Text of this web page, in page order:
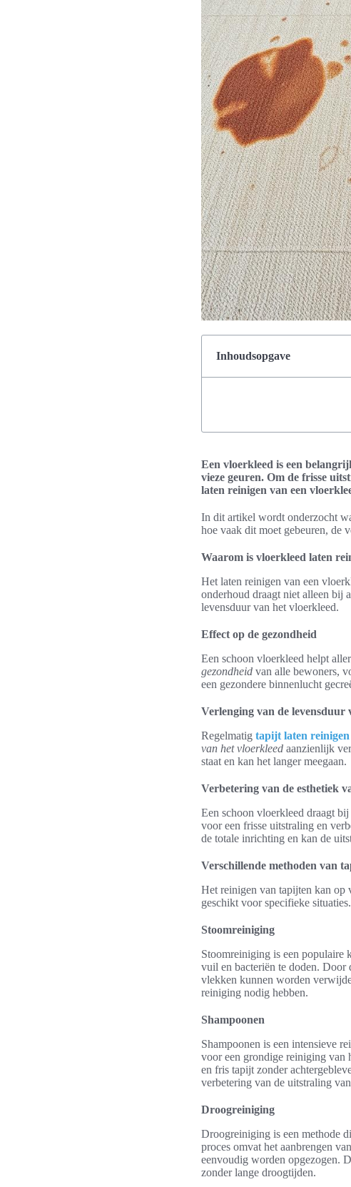
Inhoudsopgave
Een vloerkleed is een
vieze geuren. Om de frisse
laten reinigen van een
In dit artikel wordt onderzocht
hoe vaak dit moet gebeuren, de
Waarom is vloerkleed laten
Het laten reinigen van een
onderhoud draagt niet alleen bij
levensduur van het vloerkleed.
Effect op de gezondheid
Een schoon vloerkleed helpt
gezondheid van alle bewoners,
een gezondere binnenlucht
Verlenging van de levensduur
Regelmatig tapijt laten reinigen
van het vloerkleed aanzienlijk
staat en kan het langer meegaan.
Verbetering van de esthetiek
Een schoon vloerkleed draagt bij
voor een frisse uitstraling en
de totale inrichting en kan de
Verschillende methoden van
Het reinigen van tapijten kan op
geschikt voor specifieke
Stoomreiniging
Stoomreiniging is een populaire
vuil en bacteriën te doden. Door
vlekken kunnen worden
reiniging nodig hebben.
Shampoonen
Shampoonen is een intensieve
voor een grondige reiniging van
en fris tapijt zonder
verbetering van de uitstraling
Droogreiniging
Droogreiniging is een methode
proces omvat het aanbrengen
eenvoudig worden opgezogen.
zonder lange droogtijden.